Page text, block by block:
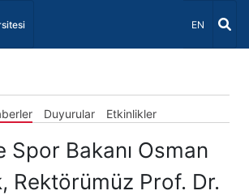
Dil Seçiniz
EN
Duyurular Etkinlikler
Spor Bakanı Osman
Rektörümüz Prof. Dr.